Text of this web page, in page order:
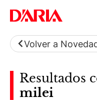
Volver a
Resultados
milei